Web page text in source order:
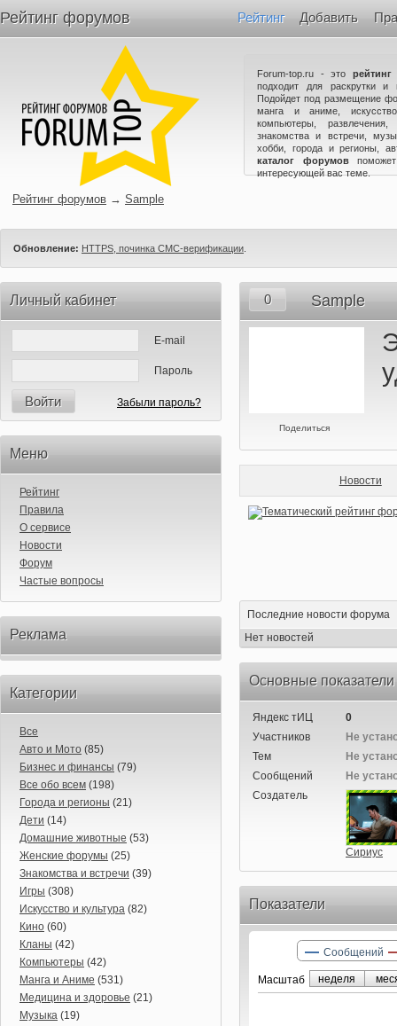
Рейтинг форумов Рейтинг Добавить
Forum-top.ru - это
подходит для раскрутки и
Подойдет под размещение
манга и аниме,
компьютеры,
знакомства и встречи,
хобби, города и регионы,
каталог форумов
интересующей вас теме.
Рейтинг форумов → Sample
Обновление: HTTPS, починка СМС-верификации
Личный кабинет
E-mail
Пароль
Войти Забыли пароль?
Меню
Рейтинг
Правила
О сервисе
Новости
Форум
Частые вопросы
Реклама
Категории
Все
Авто и Мото (85)
Бизнес и финансы (79)
Все обо всем (198)
Города и регионы (21)
Дети (14)
Домашние животные (53)
Женские форумы (25)
Знакомства и встречи (39)
Игры (308)
Искусство и культура (82)
Кино (60)
Кланы (42)
Компьютеры (42)
Манга и Аниме (531)
Медицина и здоровье (21)
Музыка (19)
0 Sample
Поделиться
Новости
Последние новости форума
Нет новостей
Основные
Яндекс тИЦ
0
Участников
Не
Тем
Не
Сообщений
Не
Создатель
Сириус
Показатели
Маcштаб
Сообщений
неделя